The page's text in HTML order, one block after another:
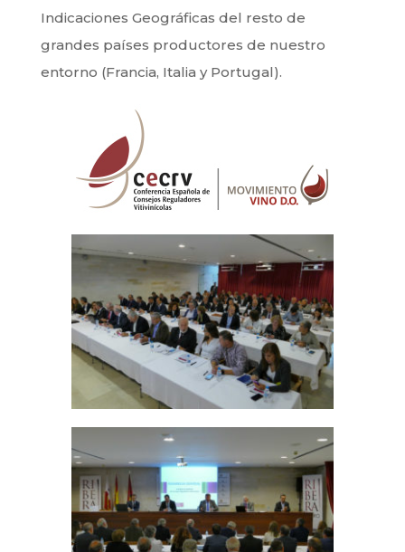
Indicaciones Geográficas del resto de
grandes países productores de nuestro
entorno (Francia, Italia y Portugal).